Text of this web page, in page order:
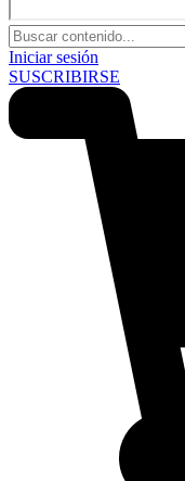
Iniciar sesión
SUSCRIBIRSE